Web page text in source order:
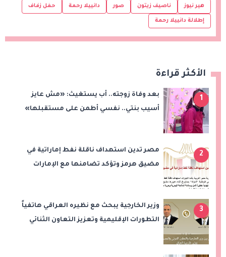
هير نيوز ناصيف زيتون صور دانييلا رحمة حفل زفاف
إطلالة دانييلا رحمة
الأكثر قراءة
1
بعد وفاة زوجته.. أب يستغيث: «مش عايز
أسيب بنتي.. نفسي أطمن على مستقبلها»
2
مصر تدين استهداف ناقلة نفط إماراتية في
مضيق هرمز وتؤكد تضامنها مع الإمارات
3
وزير الخارجية يبحث مع نظيره العراقي هاتفياً
التطورات الإقليمية وتعزيز التعاون الثنائي